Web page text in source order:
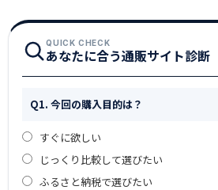
QUICK CHECK
あなたに合う通販サイト診断
Q1. 今回の購入目的は？
すぐに欲しい
じっくり比較して選びたい
ふるさと納税で選びたい